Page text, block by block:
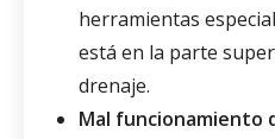
herramientas
está en la parte
drenaje.
Mal funcionamiento